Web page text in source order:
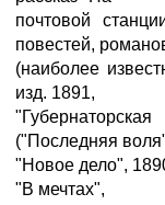
почтовой
повестей,
(наиболее
изд. 1891,
("Последняя
"Новое дело",
"В мечтах",